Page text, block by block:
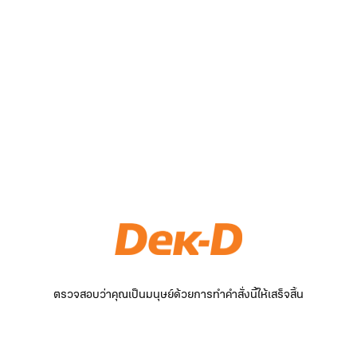
ตรวจสอบว่าคุณเป็นมนุษย์ด้วยการทำคำสั่งนี้ให้เสร็จสิ้น